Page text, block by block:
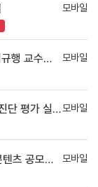
모바일
[SW융합대학 모바일시스템공학과 이규행 교수님] 연구 보조 학생 모집
모바일
기본역량 진단 및 증진 프로그램 2차 진단 평가 실시 안내 모바일
「2023학년도 재학생 학부(과) 영상콘텐츠 공모전」 접수기간 연장 안내
모바일